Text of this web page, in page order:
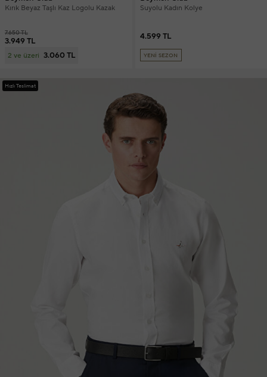
Kırık Beyaz Taşlı Kaz Logolu Kazak
7.650 TL
3.949 TL
2 ve üzeri 3.060 TL
Suyolu Kadın Kolye
4.599 TL
YENİ SEZON
Hızlı Teslimat